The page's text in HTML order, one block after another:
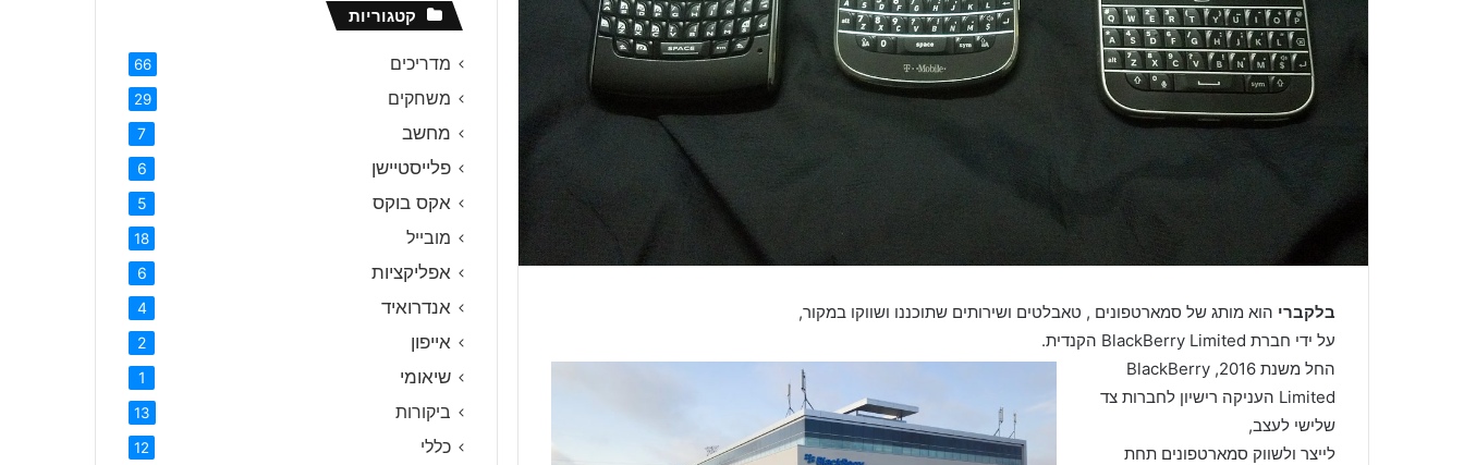
בלקברי הוא מותג של סמארטפונים , טאבלטים ושירותים שתוכננו ושווקו במקור,
על ידי חברת BlackBerry Limited הקנדית.
החל משנת 2016, BlackBerry
Limited העניקה רישיון לחברות צד
שלישי לעצב,
לייצר ולשווק סמארטפונים תחת
קטגוריות
מדריכים 66
משחקים 29
מחשב 7
פלייסטיישן 6
אקס בוקס 5
מובייל 18
אפליקציות 6
אנדרואיד 4
אייפון 2
שיאומי 1
ביקורות 13
כללי 12